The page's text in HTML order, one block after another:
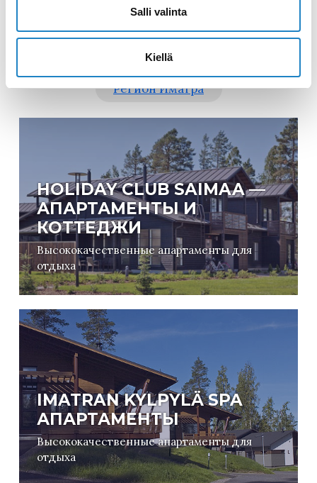
Salli valinta
Kiellä
отдохнуть от всего.
Регион Лаппеенранта
Регион Иматра
HOLIDAY CLUB SAIMAA —
АПАРТАМЕНТЫ И
КОТТЕДЖИ
Высококачественные апартаменты для
отдыха
IMATRAN KYLPYLÄ SPA
АПАРТАМЕНТЫ
Высококачественные апартаменты для
отдыха